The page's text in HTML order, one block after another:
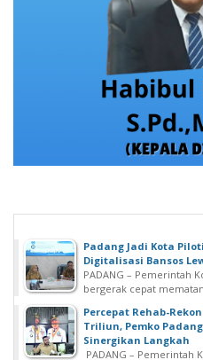
Padang Jadi Kota
Digitalisasi Bansos
PADANG – Pemerintah
bergerak cepat
Percepat Rehab-
Triliun, Pemko
Sinergikan Langkah
PADANG – Pemerintah